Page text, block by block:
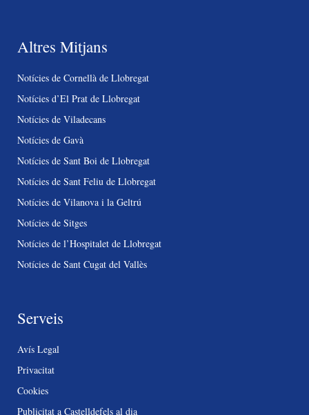
Altres Mitjans
Notícies de Cornellà de Llobregat
Notícies d’El Prat de Llobregat
Notícies de Viladecans
Notícies de Gavà
Notícies de Sant Boi de Llobregat
Notícies de Sant Feliu de Llobregat
Notícies de Vilanova i la Geltrú
Notícies de Sitges
Notícies de l’Hospitalet de Llobregat
Notícies de Sant Cugat del Vallès
Serveis
Avís Legal
Privacitat
Cookies
Publicitat a Castelldefels al dia